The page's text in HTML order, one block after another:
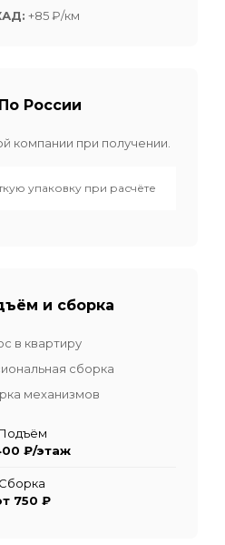
+85 ₽/км
По России
компании при получении.
упаковку при расчёте
и сборка
в квартиру
сборка
механизмов
₽/этаж
Сборка
750 ₽